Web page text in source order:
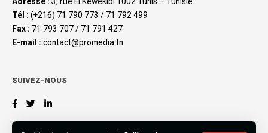
Tél : (+216) 71 790 773 / 71 792 499
Fax : 71 793 707 / 71 791 427
E-mail : contact@promedia.tn
SUIVEZ-NOUS